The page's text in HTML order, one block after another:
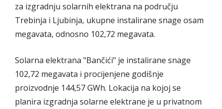
za izgradnju solarnih elektrana na području
Trebinja i Ljubinja, ukupne instalirane snage osam
megavata, odnosno 102,72 megavata.
Solarna elektrana "Bančići" je instalirane snage
102,72 megavata i procijenjene godišnje
proizvodnje 144,57 GWh. Lokacija na kojoj se
planira izgradnja solarne elektrane je u privatnom